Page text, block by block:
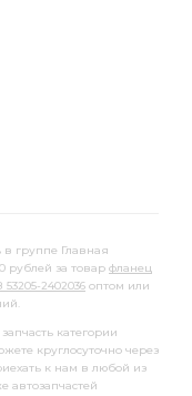
группе Главная
рублей за товар фланец
2402036 оптом или
категории
круглосуточно через
к нам в любой из
автозапчастей